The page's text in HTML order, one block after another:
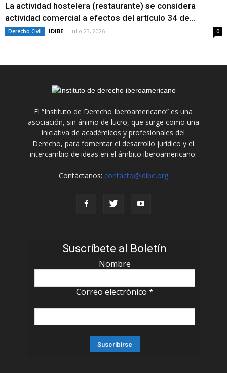
La actividad hostelera (restaurante) se considera
actividad comercial a efectos del artículo 34 de...
Derecho Civil IDIBE - julio 23, 2026 0
El “Instituto de Derecho Iberoamericano” es una
asociación, sin ánimo de lucro, que surge como una
iniciativa de académicos y profesionales del
Derecho, para fomentar el desarrollo jurídico y el
intercambio de ideas en el ámbito iberoamericano.
Contáctanos: contacto@idibe.org
Suscríbete al Boletín
Nombre
Correo electrónico *